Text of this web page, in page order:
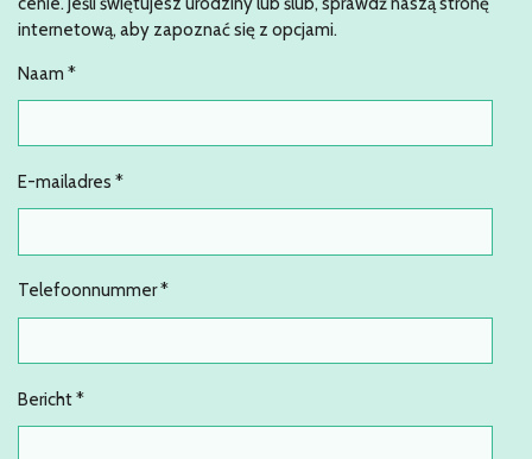
internetową, aby zapoznać się z opcjami.
Naam *
E-mailadres *
Telefoonnummer *
Bericht *